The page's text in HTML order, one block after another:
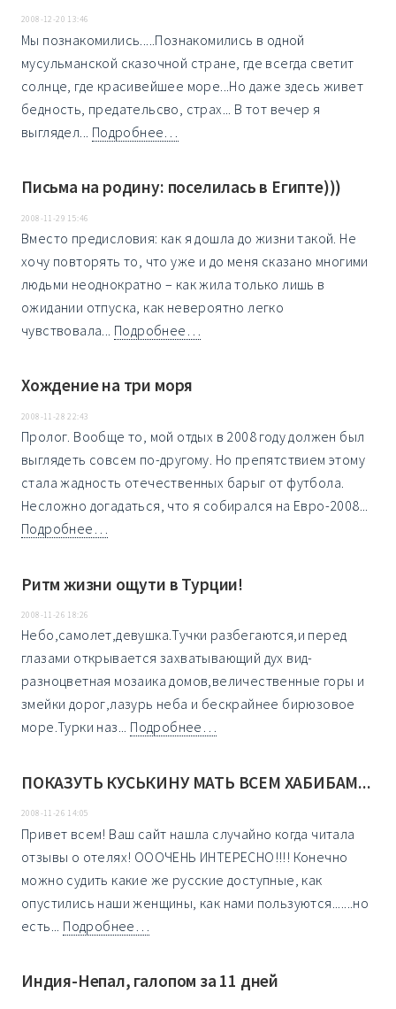
2008-12-20 13:46
Мы познакомились.....Познакомились в одной
мусульманской сказочной стране, где всегда светит
солнце, где красивейшее море...Но даже здесь живет
бедность, предательсво, страх... В тот вечер я
выглядел... Подробнее…
Письма на родину: поселилась в Египте)))
2008-11-29 15:46
Вместо предисловия: как я дошла до жизни такой. Не
хочу повторять то, что уже и до меня сказано многими
людьми неоднократно – как жила только лишь в
ожидании отпуска, как невероятно легко
чувствовала... Подробнее…
Хождение на три моря
2008-11-28 22:43
Пролог. Вообще то, мой отдых в 2008 году должен был
выглядеть совсем по-другому. Но препятствием этому
стала жадность отечественных барыг от футбола.
Несложно догадаться, что я собирался на Евро-2008...
Подробнее…
Ритм жизни ощути в Турции!
2008-11-26 18:26
Небо,самолет,девушка.Тучки разбегаются,и перед
глазами открывается захватывающий дух вид-
разноцветная мозаика домов,величественные горы и
змейки дорог,лазурь неба и бескрайнее бирюзовое
море.Турки наз... Подробнее…
ПОКАЗУТЬ КУСЬКИНУ МАТЬ ВСЕМ ХАБИБАМ...
2008-11-26 14:05
Привет всем! Ваш сайт нашла случайно когда читала
отзывы о отелях! ОООЧЕНЬ ИНТЕРЕСНО!!!! Конечно
можно судить какие же русские доступные, как
опустились наши женщины, как нами пользуются.......но
есть... Подробнее…
Индия-Непал, галопом за 11 дней